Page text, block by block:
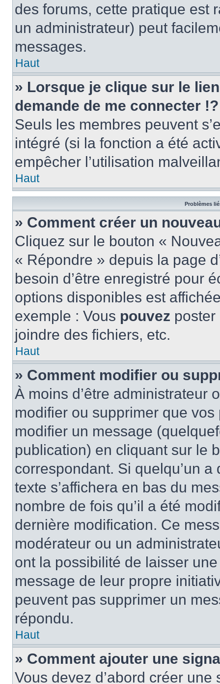
des forums, cette pratique est
un administrateur) peut
messages.
Haut
» Lorsque je clique sur le
demande de me connecter !?
Seuls les membres peuvent
intégré (si la fonction a été
empêcher l’utilisation
Haut
Problèmes
» Comment créer un
Cliquez sur le bouton «
« Répondre » depuis la page
besoin d’être enregistré pour
options disponibles est
exemple : Vous pouvez
joindre des fichiers, etc.
Haut
» Comment modifier ou
À moins d’être administrateur
modifier ou supprimer que
modifier un message
publication) en cliquant sur le
correspondant. Si quelqu’un
texte s’affichera en bas du
nombre de fois qu’il a été
dernière modification. Ce
modérateur ou un
ont la possibilité de laisser
message de leur propre
peuvent pas supprimer un
répondu.
Haut
» Comment ajouter une
Vous devez d’abord créer